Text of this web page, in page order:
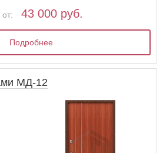
43 000 руб.
Подробнее
МД-12